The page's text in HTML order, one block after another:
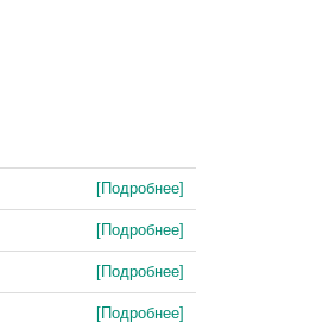
[Подробнее]
[Подробнее]
[Подробнее]
[Подробнее]